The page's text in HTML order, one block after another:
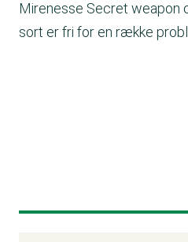
Mirenesse Secret weapon
sort er fri for en række